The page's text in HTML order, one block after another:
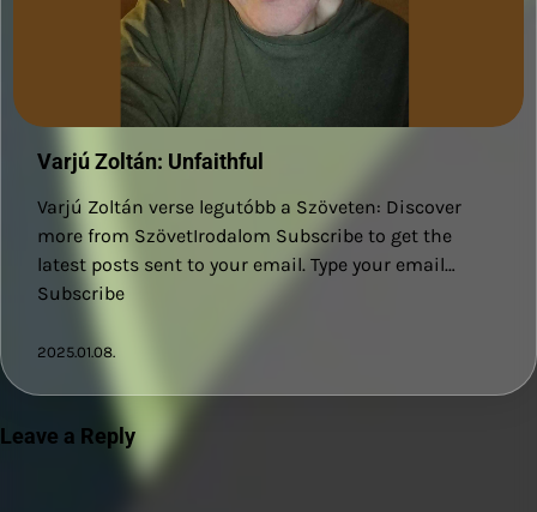
Varjú Zoltán: Unfaithful
Varjú Zoltán verse legutóbb a Szöveten: Discover
more from SzövetIrodalom Subscribe to get the
latest posts sent to your email. Type your email…
Subscribe
2025.01.08.
Leave a Reply